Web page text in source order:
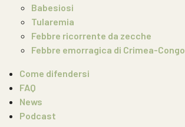
Babesiosi
Tularemia
Febbre ricorrente da zecche
Febbre emorragica di Crimea-Congo
Come difendersi
FAQ
News
Podcast